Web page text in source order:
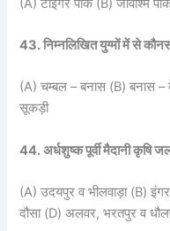
(A) टाइगर पार्क (B) जीवाश्म
43. निम्नलिखित युग्मों में से
(A) चम्बल – बनास (B) बनास –
सूकड़ी
44. अर्धशुष्क पूर्वी मैदानी कृषि
(A) उदयपुर व भीलवाड़ा (B)
दौसा (D) अलवर, भरतपुर व